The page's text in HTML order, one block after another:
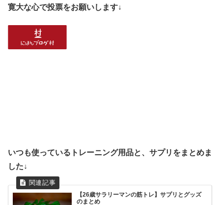
寛大な心で投票をお願いします↓
いつも使っているトレーニング用品と、サプリをまとめま
した↓
【26歳サラリーマンの筋トレ】サプリとグッズ
のまとめ